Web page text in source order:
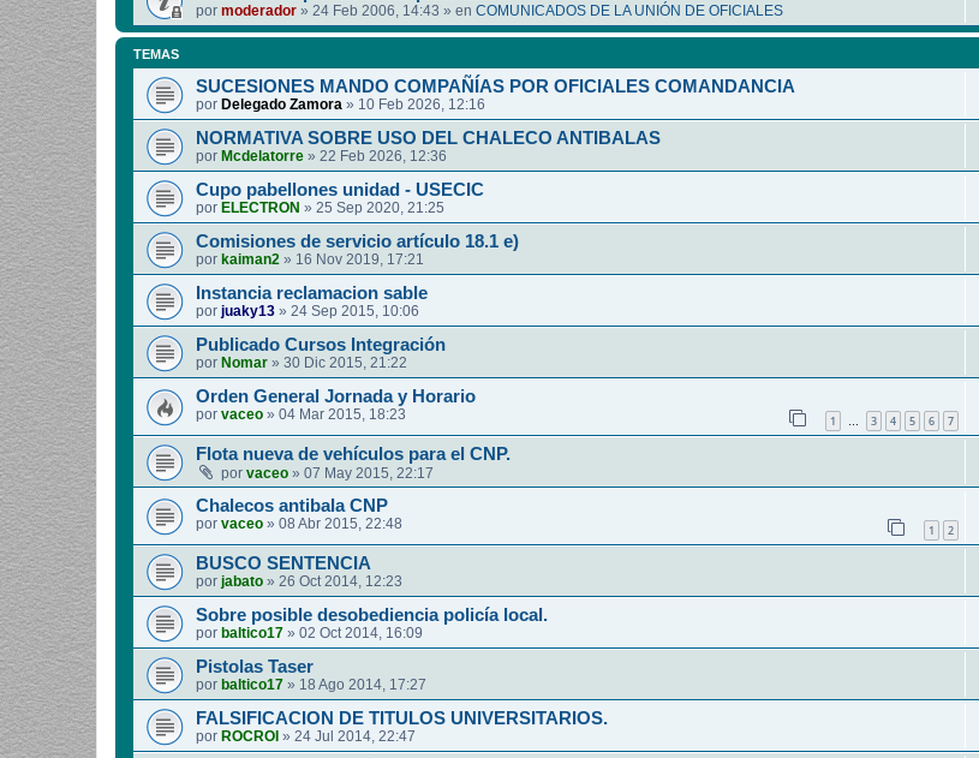
por moderador » 24 Feb 2006, 14:43 » en COMUNICADOS DE LA UNIÓN DE OFICIALES
TEMAS
SUCESIONES MANDO COMPAÑÍAS POR OFICIALES COMANDANCIA
por Delegado Zamora » 10 Feb 2026, 12:16
NORMATIVA SOBRE USO DEL CHALECO ANTIBALAS
por Mcdelatorre » 22 Feb 2026, 12:36
Cupo pabellones unidad - USECIC
por ELECTRON » 25 Sep 2020, 21:25
Comisiones de servicio artículo 18.1 e)
por kaiman2 » 16 Nov 2019, 17:21
Instancia reclamacion sable
por juaky13 » 24 Sep 2015, 10:06
Publicado Cursos Integración
por Nomar » 30 Dic 2015, 21:22
Orden General Jornada y Horario
por vaceo » 04 Mar 2015, 18:23 1 3 4 5 6 7
Flota nueva de vehículos para el CNP.
por vaceo » 07 May 2015, 22:17
Chalecos antibala CNP
por vaceo » 08 Abr 2015, 22:48 1 2
BUSCO SENTENCIA
por jabato » 26 Oct 2014, 12:23
Sobre posible desobediencia policía local.
por baltico17 » 02 Oct 2014, 16:09
Pistolas Taser
por baltico17 » 18 Ago 2014, 17:27
FALSIFICACION DE TITULOS UNIVERSITARIOS.
por ROCROI » 24 Jul 2014, 22:47